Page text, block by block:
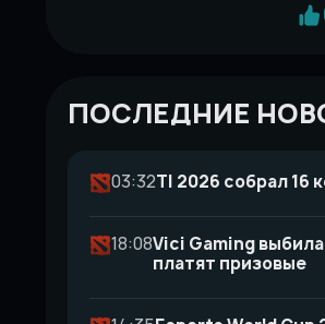
ПОСЛЕДНИЕ
03:32TI 2026 собрал 16
18:08Vici Gaming
платят призовые